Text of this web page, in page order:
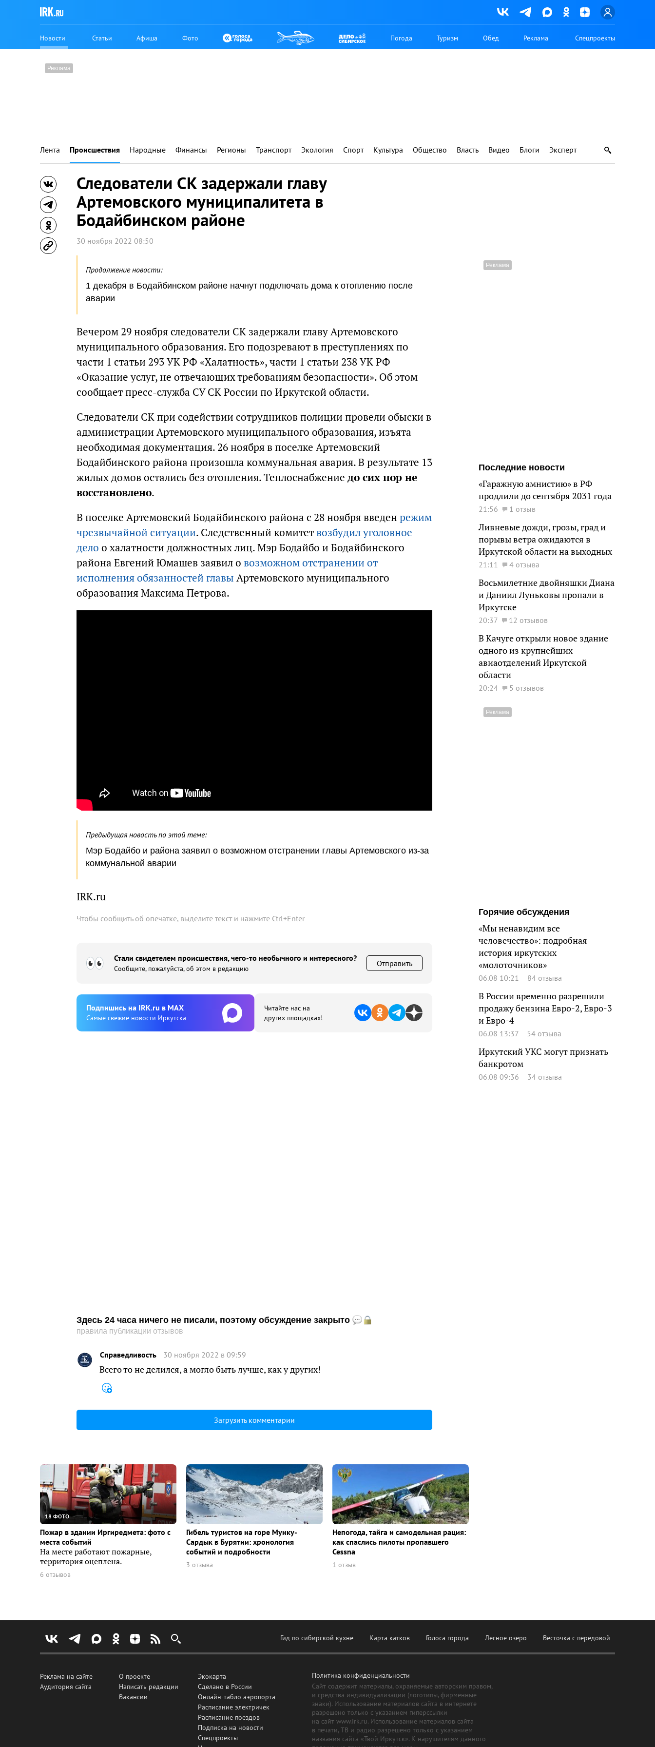
Новости Статьи Афиша Фото Погода Туризм Обед Реклама Спецпроекты
Лента Происшествия Народные Финансы Регионы Транспорт Экология Спорт Культура Общество Власть Видео Блоги Эксперт
Следователи СК задержали главу
Артемовского муниципалитета в
Бодайбинском районе
30 ноября 2022 08:50
Продолжение новости:
1 декабря в Бодайбинском районе начнут подключать дома к отоплению после
аварии
Вечером 29 ноября следователи СК задержали главу Артемовского
муниципального образования. Его подозревают в преступлениях по
части 1 статьи 293 УК РФ «Халатность», части 1 статьи 238 УК РФ
«Оказание услуг, не отвечающих требованиям безопасности». Об этом
сообщает пресс-служба СУ СК России по Иркутской области.
Следователи СК при содействии сотрудников полиции провели обыски в
администрации Артемовского муниципального образования, изъята
необходимая документация. 26 ноября в поселке Артемовский
Бодайбинского района произошла коммунальная авария. В результате 13
жилых домов остались без отопления. Теплоснабжение до сих пор не
восстановлено.
В поселке Артемовский Бодайбинского района с 28 ноября введен режим
чрезвычайной ситуации. Следственный комитетвозбудил уголовное
дело о халатности должностных лиц. Мэр Бодайбо и Бодайбинского
района Евгений Юмашев заявил о возможном отстранении от
исполнения обязанностей главы Артемовского муниципального
образования Максима Петрова.
Предыдущая новость по этой теме:
Мэр Бодайбо и района заявил о возможном отстранении главы Артемовского из-за
коммунальной аварии
IRK.ru
Чтобы сообщить об опечатке, выделите текст и нажмите Ctrl+Enter
Стали свидетелем происшествия, чего-то необычного и интересного?
Сообщите, пожалуйста, об этом в редакцию
Отправить
Подпишиcь на IRK.ru в MAX
Cамые свежие новости Иркутска
Читайте нас на
других площадках!
Здесь 24 часа ничего не писали, поэтому обсуждение закрыто
правила публикации отзывов
Справедливость 30 ноября 2022 в 09:59
Всего то не делился, а могло быть лучше, как у других!
Загрузить комментарии
Последние новости
«Гаражную амнистию» в РФ
продлили до сентября 2031 года
21:56 1 отзыв
Ливневые дожди, грозы, град и
порывы ветра ожидаются в
Иркутской области на выходных
21:11 4 отзыва
Восьмилетние двойняшки Диана
и Даниил Луньковы пропали в
Иркутске
20:37 12 отзывов
В Качуге открыли новое здание
одного из крупнейших
авиаотделений Иркутской
области
20:24 5 отзывов
Горячие обсуждения
«Мы ненавидим все
человечество»: подробная
история иркутских
«молоточников»
06.08 10:21 84 отзыва
В России временно разрешили
продажу бензина Евро-2, Евро-3
и Евро-4
06.08 13:37 54 отзыва
Иркутский УКС могут признать
банкротом
06.08 09:36 34 отзыва
18 ФОТО
Пожар в здании Иргиредмета: фото с
места событий
На месте работают пожарные,
территория оцеплена.
6 отзывов
Гибель туристов на горе Мунку-
Сардык в Бурятии: хронология
событий и подробности
3 отзыва
Непогода, тайга и самодельная рация:
как спаслись пилоты пропавшего
Cessna
1 отзыв
Гид по сибирской кухне Карта катков Голоса города Лесное озеро Весточка с передовой
Реклама на сайте
Аудитория сайта
О проекте
Написать редакции
Вакансии
Экокарта
Сделано в России
Онлайн-табло аэропорта
Расписание электричек
Расписание поездов
Подписка на новости
Спецпроекты
Политика конфиденциальности
Сайт содержит материалы, охраняемые авторским правом,
и средства индивидуализации (логотипы, фирменные
знаки). Использование материалов сайта в интернете
разрешено только с указанием гиперссылки
на сайт www.irk.ru. Использование материалов сайта
в печати, ТВ и радио разрешено только с указанием
названия сайта «Твой Иркутск». К нарушителям данного